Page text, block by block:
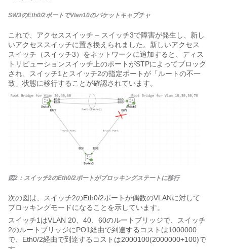
SW3のEth0/2ポートでVlan10のパケットキャプチャ
これで、アクセススイッチ – スイッチ3で障害が発生し、新し
いアクセススイッチに置き換えられました。新しいアクセス
スイッチ（スイッチ3）をネットワークに追加すると、ディス
トリビューションスイッチ上のポートがSTPによってブロック
され、スイッチ1とスイッチ2の指定ポートが「ルートの不一
致」状態に移行することが確認されています。
図2：スイッチ2のEth0/2ポートがブロッキングステートに移行
次の図は、スイッチ2のEth0/2ポートが偶数のVLANに対して
ブロッキングモードになることを示しています。
スイッチ1はVLAN 20、40、60のルートブリッジで、スイッチ
2のルートブリッジにPO1経由で到達するコストは1000000
で、Eth0/2経由で到達するコストは2000100(2000000+100)で